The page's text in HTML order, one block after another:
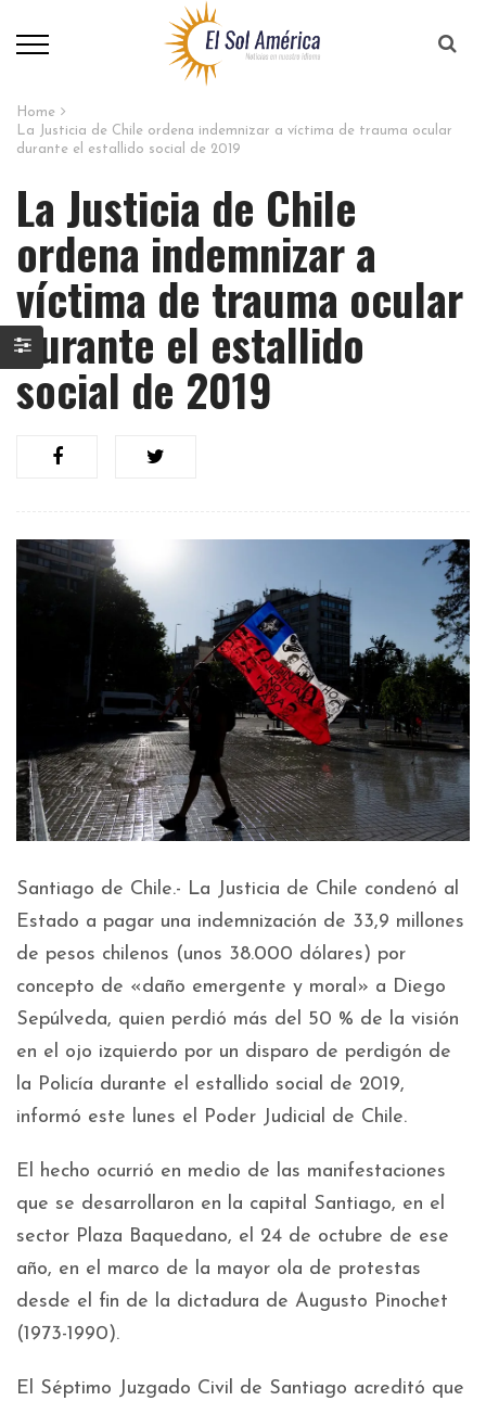
Home
La Justicia de Chile ordena indemnizar a víctima de trauma ocular
durante el estallido social de 2019
La Justicia de Chile
ordena indemnizar a
víctima de trauma ocular
durante el estallido
social de 2019
Santiago de Chile.- La Justicia de Chile condenó al
Estado a pagar una indemnización de 33,9 millones
de pesos chilenos (unos 38.000 dólares) por
concepto de «daño emergente y moral» a Diego
Sepúlveda, quien perdió más del 50 % de la visión
en el ojo izquierdo por un disparo de perdigón de
la Policía durante el estallido social de 2019,
informó este lunes el Poder Judicial de Chile.
El hecho ocurrió en medio de las manifestaciones
que se desarrollaron en la capital Santiago, en el
sector Plaza Baquedano, el 24 de octubre de ese
año, en el marco de la mayor ola de protestas
desde el fin de la dictadura de Augusto Pinochet
(1973-1990).
El Séptimo Juzgado Civil de Santiago acreditó que